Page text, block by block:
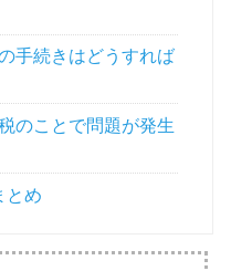
手続きはどうすれば
のことで問題が発生
とめ